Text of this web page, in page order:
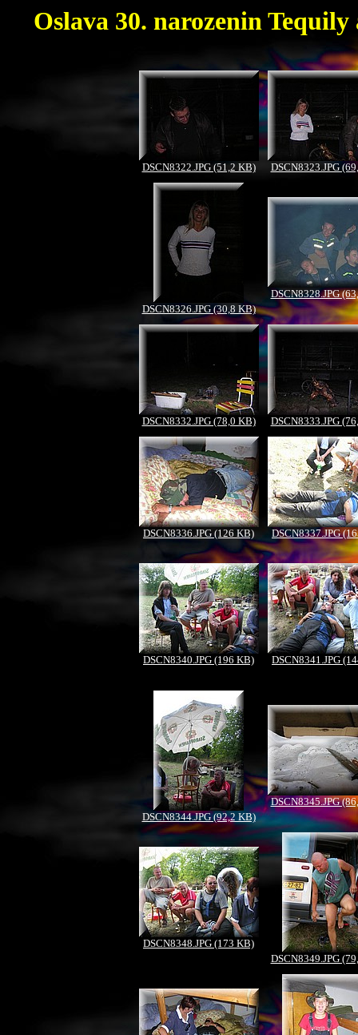
Oslava 30. narozenin
DSCN8322.JPG (51,2 KB) DSCN8323.JPG
DSCN8326.JPG (30,8 KB)
DSCN8328.JPG
DSCN8332.JPG (78,0 KB) DSCN8333.JPG
DSCN8336.JPG (126 KB) DSCN8337.JPG
DSCN8340.JPG (196 KB) DSCN8341.JPG
DSCN8344.JPG (92,2 KB)
DSCN8345.JPG
DSCN8348.JPG (173 KB)
DSCN8349.JPG